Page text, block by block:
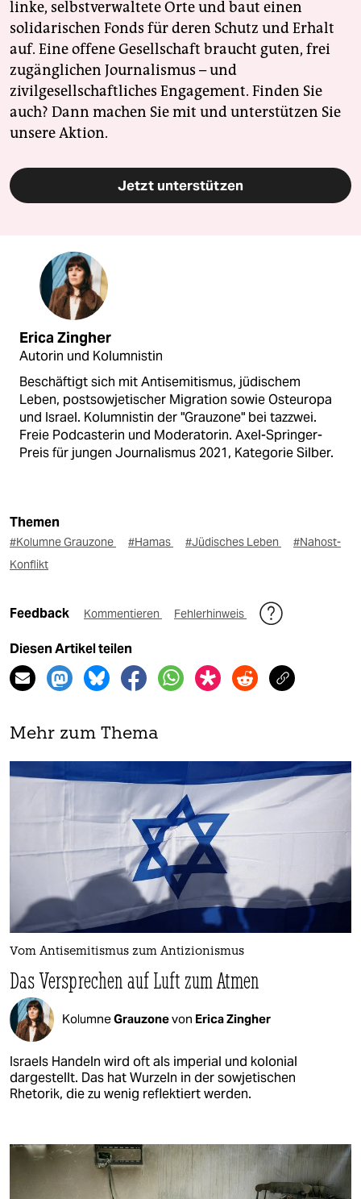
linke, selbstverwaltete Orte und baut einen
solidarischen Fonds für deren Schutz und Erhalt
auf. Eine offene Gesellschaft braucht guten, frei
zugänglichen Journalismus – und
zivilgesellschaftliches Engagement. Finden Sie
auch? Dann machen Sie mit und unterstützen Sie
unsere Aktion.
Jetzt unterstützen
Erica Zingher
Autorin und Kolumnistin
Beschäftigt sich mit Antisemitismus, jüdischem
Leben, postsowjetischer Migration sowie Osteuropa
und Israel. Kolumnistin der "Grauzone" bei tazzwei.
Freie Podcasterin und Moderatorin. Axel-Springer-
Preis für jungen Journalismus 2021, Kategorie Silber.
Themen
#Kolumne Grauzone #Hamas #Jüdisches Leben
#Nahost-
Konflikt
Feedback Kommentieren Fehlerhinweis
Diesen Artikel teilen
Mehr zum Thema
Vom Antisemitismus zum Antizionismus
Das Versprechen auf Luft zum Atmen
KolumneGrauzonevon Erica Zingher
Israels Handeln wird oft als imperial und kolonial
dargestellt. Das hat Wurzeln in der sowjetischen
Rhetorik, die zu wenig reflektiert werden.